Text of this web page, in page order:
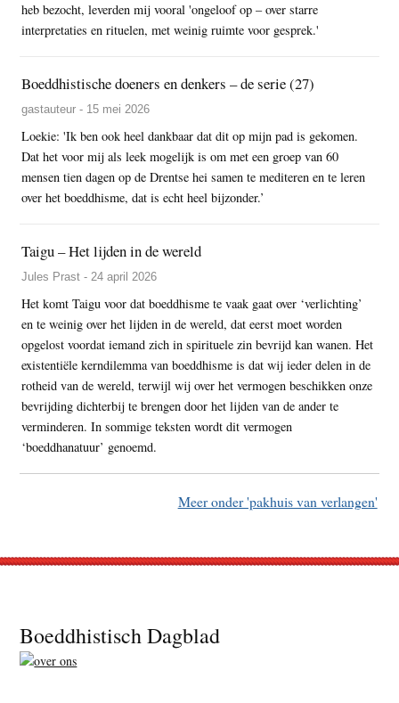
heb bezocht, leverden mij vooral 'ongeloof op – over starre
interpretaties en rituelen, met weinig ruimte voor gesprek.'
Boeddhistische doeners en denkers – de serie (27)
gastauteur - 15 mei 2026
Loekie: 'Ik ben ook heel dankbaar dat dit op mijn pad is gekomen.
Dat het voor mij als leek mogelijk is om met een groep van 60
mensen tien dagen op de Drentse hei samen te mediteren en te leren
over het boeddhisme, dat is echt heel bijzonder.’
Taigu – Het lijden in de wereld
Jules Prast - 24 april 2026
Het komt Taigu voor dat boeddhisme te vaak gaat over ‘verlichting’
en te weinig over het lijden in de wereld, dat eerst moet worden
opgelost voordat iemand zich in spirituele zin bevrijd kan wanen. Het
existentiële kerndilemma van boeddhisme is dat wij ieder delen in de
rotheid van de wereld, terwijl wij over het vermogen beschikken onze
bevrijding dichterbij te brengen door het lijden van de ander te
verminderen. In sommige teksten wordt dit vermogen
‘boeddhanatuur’ genoemd.
Meer onder 'pakhuis van verlangen'
Footer
Boeddhistisch Dagblad